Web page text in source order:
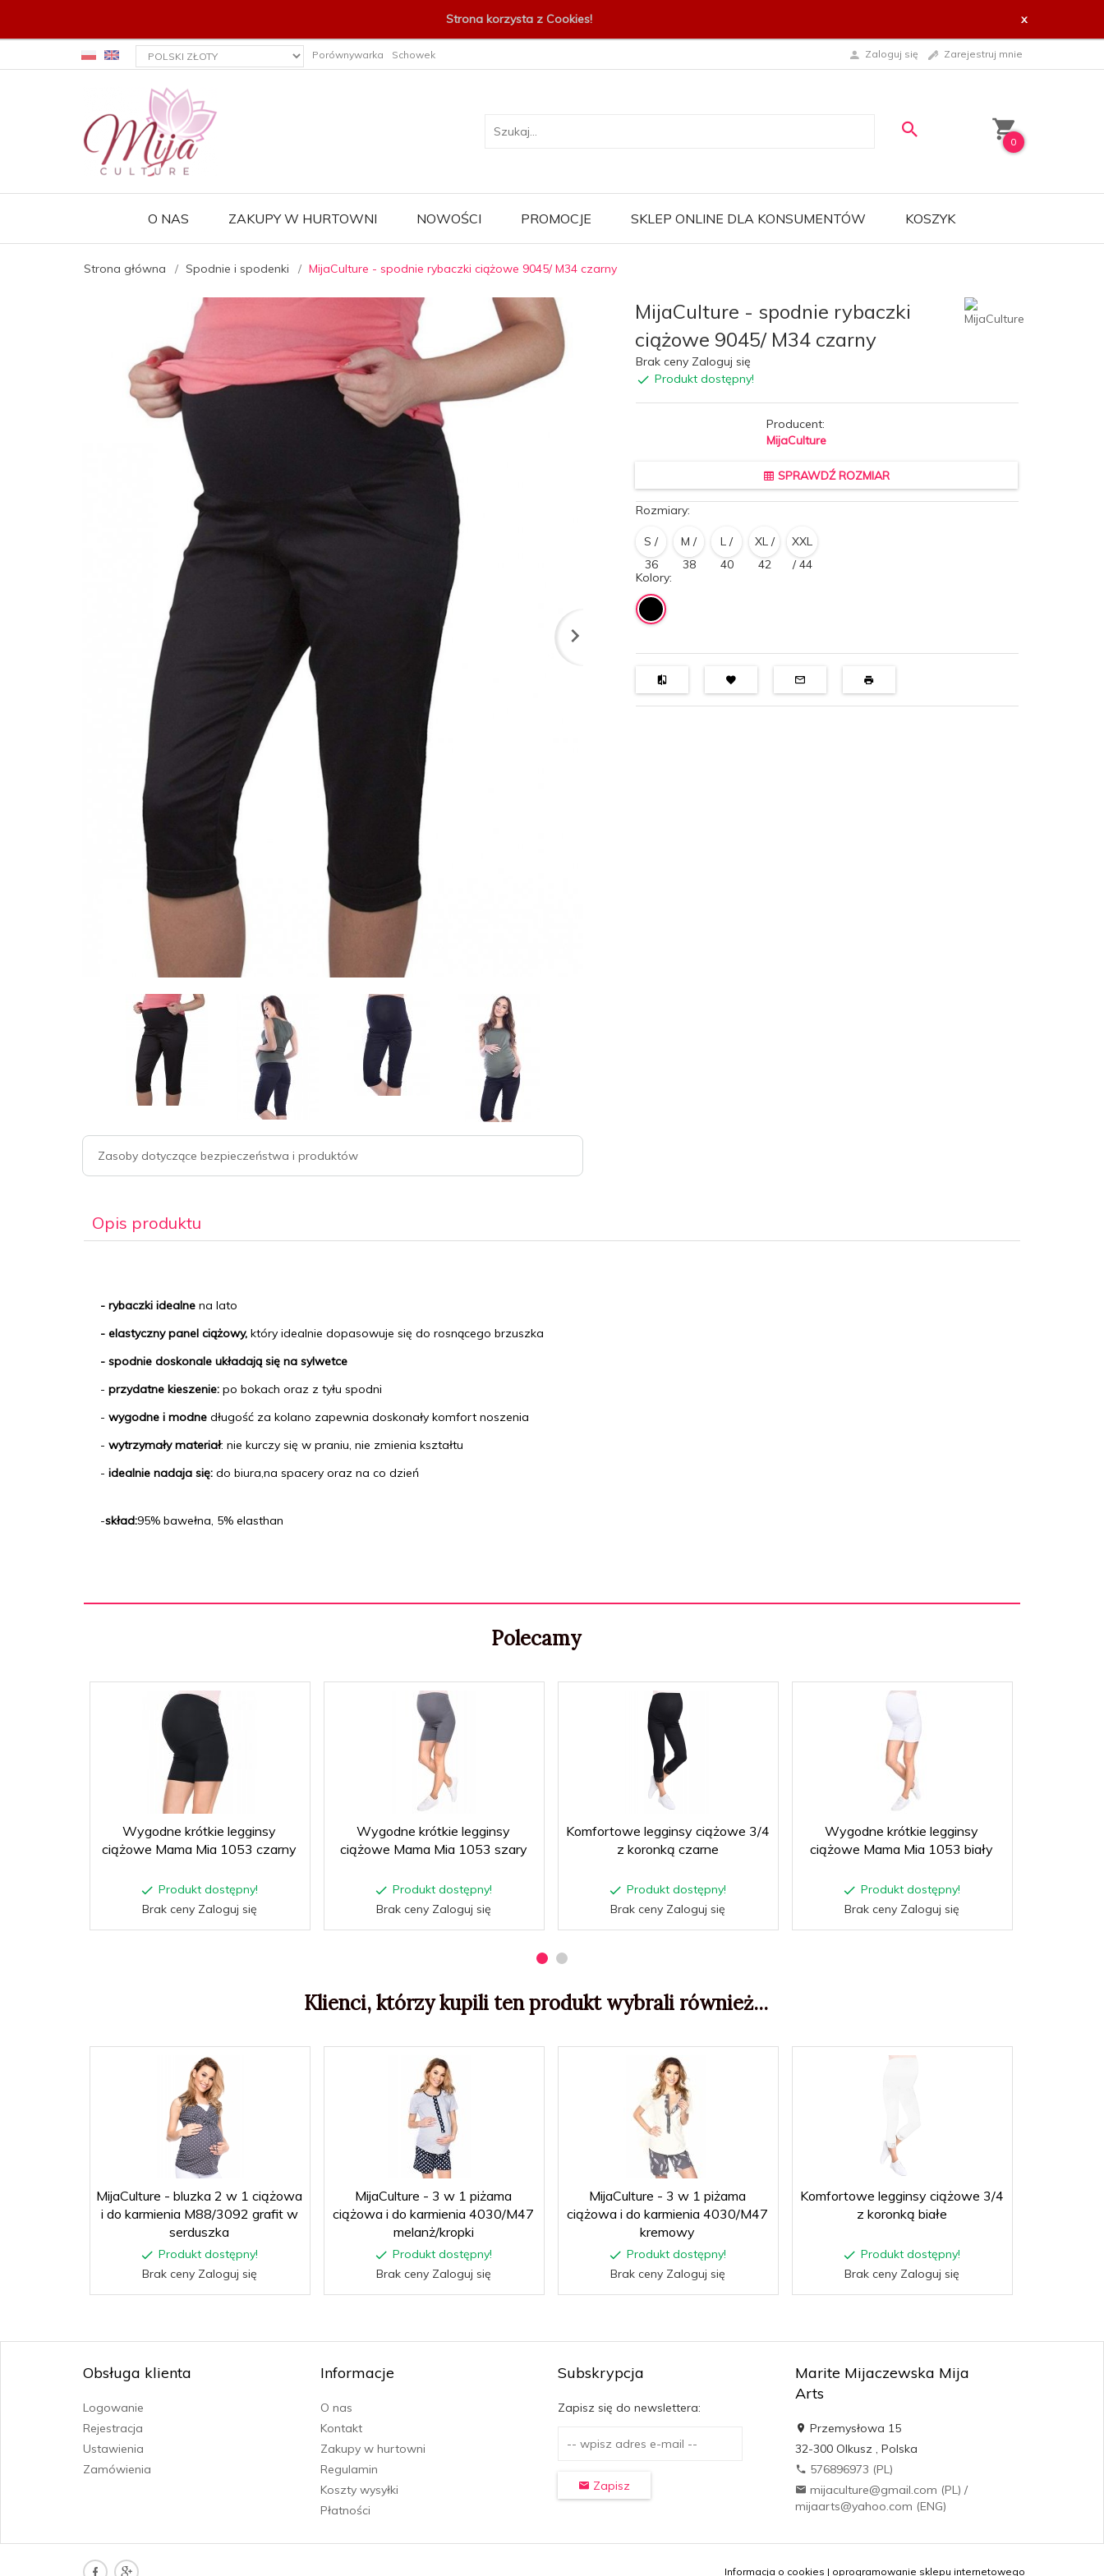
Strona korzysta z Cookies! x
currency_h Porównywarka Schowek Zaloguj się Zarejestruj mnie
0
O NAS ZAKUPY W HURTOWNI NOWOŚCI PROMOCJE SKLEP ONLINE DLA KONSUMENTÓW KOSZYK
Strona główna Spodnie i spodenki MijaCulture - spodnie rybaczki ciążowe 9045/ M34 czarny
Zasoby dotyczące bezpieczeństwa i produktów
MijaCulture - spodnie rybaczki
ciążowe 9045/ M34 czarny
Brak ceny Zaloguj się
Produkt dostępny!
Producent:
MijaCulture
SPRAWDŹ ROZMIAR
Rozmiary:
S /
36
M /
38
L /
40
XL /
42
XXL
/ 44
Kolory:
Opis produktu
- rybaczki idealne na lato
- elastyczny panel ciążowy, który idealnie dopasowuje się do rosnącego brzuszka
- spodnie doskonale układają się na sylwetce
- przydatne kieszenie: po bokach oraz z tyłu spodni
- wygodne i modne długość za kolano zapewnia doskonały komfort noszenia
- wytrzymały materiał: nie kurczy się w praniu, nie zmienia kształtu
- idealnie nadaja się: do biura,na spacery oraz na co dzień
-skład:95% bawełna, 5% elasthan
Polecamy
Wygodne krótkie legginsy
ciążowe Mama Mia 1053 czarny
Produkt dostępny!
Brak ceny Zaloguj się
Wygodne krótkie legginsy
ciążowe Mama Mia 1053 szary
Produkt dostępny!
Brak ceny Zaloguj się
Komfortowe legginsy ciążowe 3/4
z koronką czarne
Produkt dostępny!
Brak ceny Zaloguj się
Wygodne krótkie legginsy
ciążowe Mama Mia 1053 biały
Produkt dostępny!
Brak ceny Zaloguj się
Klienci, którzy kupili ten produkt wybrali również...
MijaCulture - bluzka 2 w 1 ciążowa
i do karmienia M88/3092 grafit w
serduszka
Produkt dostępny!
Brak ceny Zaloguj się
MijaCulture - 3 w 1 piżama
ciążowa i do karmienia 4030/M47
melanż/kropki
Produkt dostępny!
Brak ceny Zaloguj się
MijaCulture - 3 w 1 piżama
ciążowa i do karmienia 4030/M47
kremowy
Produkt dostępny!
Brak ceny Zaloguj się
Komfortowe legginsy ciążowe 3/4
z koronką białe
Produkt dostępny!
Brak ceny Zaloguj się
Obsługa klienta
Logowanie
Rejestracja
Ustawienia
Zamówienia
Informacje
O nas
Kontakt
Zakupy w hurtowni
Regulamin
Koszty wysyłki
Płatności
Subskrypcja
Zapisz się do newslettera:
Zapisz
Marite Mijaczewska Mija
Arts
Przemysłowa 15
32-300 Olkusz, Polska
576896973 (PL)
mijaculture@gmail.com (PL) /
mijaarts@yahoo.com (ENG)
Informacja o cookies | oprogramowanie sklepu internetowego